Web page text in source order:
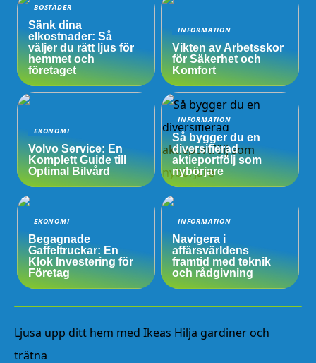
BOSTÄDER
Sänk dina
elkostnader: Så
väljer du rätt ljus för
hemmet och
företaget
INFORMATION
Vikten av Arbetsskor
för Säkerhet och
Komfort
EKONOMI
Volvo Service: En
Komplett Guide till
Optimal Bilvård
INFORMATION
Så bygger du en
diversifierad
aktieportfölj som
nybörjare
EKONOMI
Begagnade
Gaffeltruckar: En
Klok Investering för
Företag
INFORMATION
Navigera i
affärsvärldens
framtid med teknik
och rådgivning
Ljusa upp ditt hem med Ikeas Hilja gardiner och
trätna